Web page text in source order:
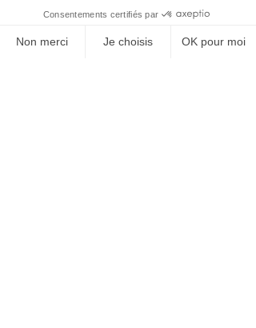
pour plus de proximité entre les
professionnels RH quelles que soient